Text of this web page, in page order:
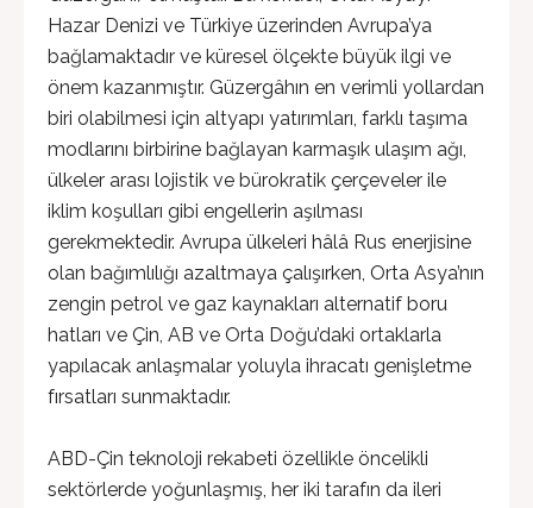
Hazar Denizi ve Türkiye üzerinden Avrupa’ya
bağlamaktadır ve küresel ölçekte büyük ilgi ve
önem kazanmıştır. Güzergâhın en verimli yollardan
biri olabilmesi için altyapı yatırımları, farklı taşıma
modlarını birbirine bağlayan karmaşık ulaşım ağı,
ülkeler arası lojistik ve bürokratik çerçeveler ile
iklim koşulları gibi engellerin aşılması
gerekmektedir. Avrupa ülkeleri hâlâ Rus enerjisine
olan bağımlılığı azaltmaya çalışırken, Orta Asya’nın
zengin petrol ve gaz kaynakları alternatif boru
hatları ve Çin, AB ve Orta Doğu’daki ortaklarla
yapılacak anlaşmalar yoluyla ihracatı genişletme
fırsatları sunmaktadır.
ABD-Çin teknoloji rekabeti özellikle öncelikli
sektörlerde yoğunlaşmış, her iki tarafın da ileri